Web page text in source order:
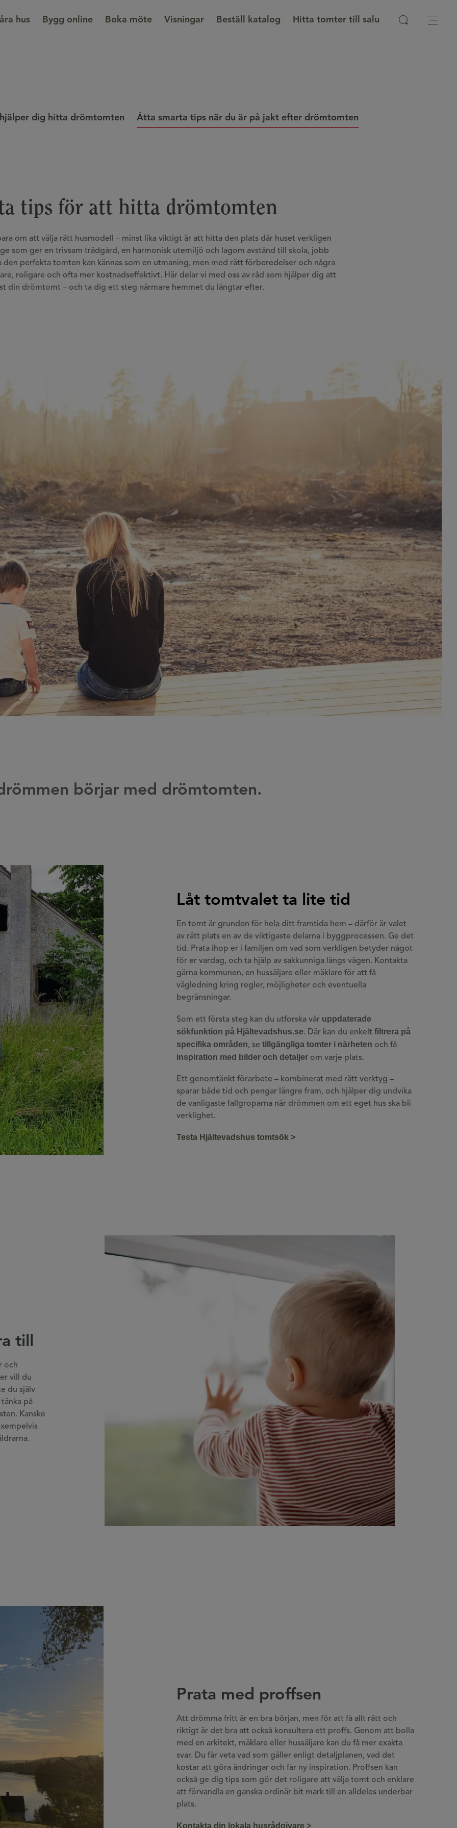
hus Bygg online Boka möte Visningar Beställ katalog Hitta tomter till salu
dig hitta drömtomten Åtta smarta tips när du är på jakt efter drömtomten
tips för att hitta drömtomten
om att välja rätt husmodell – minst lika viktigt är att hitta den plats där huset verkligen
som ger en trivsam trädgård, en harmonisk utemiljö och lagom avstånd till skola, jobb
perfekta tomten kan kännas som en utmaning, men med rätt förberedelser och några
roligare och ofta mer kostnadseffektivt. Här delar vi med oss av råd som hjälper dig att
din drömtomt – och ta dig ett steg närmare hemmet du längtar efter.
börjar med drömtomten.
Låt tomtvalet ta lite tid
En tomt är grunden för hela ditt framtida hem – därför är valet
av rätt plats en av de viktigaste delarna i byggprocessen. Ge det
tid. Prata ihop er i familjen om vad som verkligen betyder något
för er vardag, och ta hjälp av sakkunniga längs vägen. Kontakta
gärna kommunen, en hussäljare eller mäklare för att få
vägledning kring regler, möjligheter och eventuella
begränsningar.
Som ett första steg kan du utforska vår uppdaterade
sökfunktion på Hjältevadshus.se. Där kan du enkeltfiltrera på
specifika områden, setillgängliga tomter i närheten och få
inspiration med bilder och detaljer om varje plats.
Ett genomtänkt förarbete – kombinerat med rätt verktyg –
sparar både tid och pengar längre fram, och hjälper dig undvika
de vanligaste fallgroparna när drömmen om ett eget hus ska bli
verklighet.
Testa Hjältevadshus tomtsök >
till
och
vill du
du själv
på
Kanske
Prata med proffsen
Att drömma fritt är en bra början, men för att få allt rätt och
riktigt är det bra att också konsultera ett proffs. Genom att bolla
med en arkitekt, mäklare eller hussäljare kan du få mer exakta
svar. Du får veta vad som gäller enligt detaljplanen, vad det
kostar att göra ändringar och får ny inspiration. Proffsen kan
också ge dig tips som gör det roligare att välja tomt och enklare
att förvandla en ganska ordinär bit mark till en alldeles underbar
plats.
Kontakta din lokala husrådgivare >